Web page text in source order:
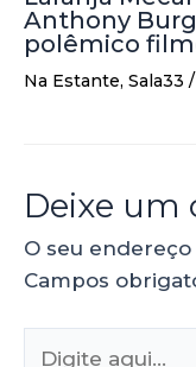
Anthony
polêmico
Na Estante, Sala33 /
Deixe um
O seu
Campos